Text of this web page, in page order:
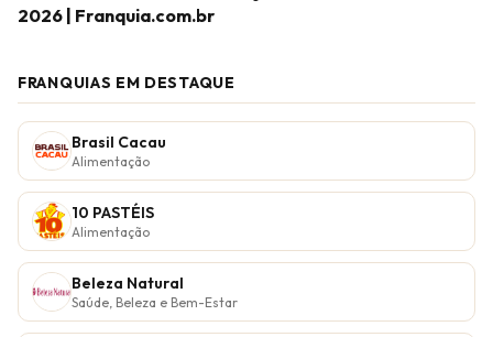
2026 | Franquia.com.br
FRANQUIAS EM DESTAQUE
Brasil Cacau
Alimentação
10 PASTÉIS
Alimentação
Beleza Natural
Saúde, Beleza e Bem-Estar